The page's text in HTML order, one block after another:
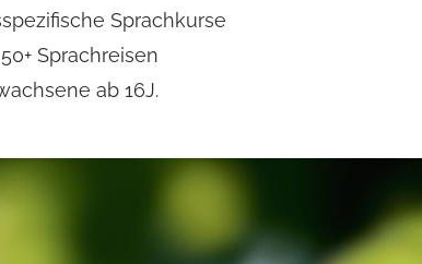
Sprachkurse
50+ Sprachreisen
ab 16J.